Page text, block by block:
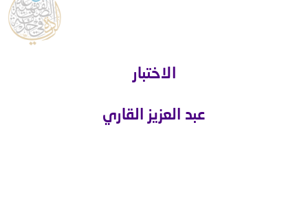
الاختبار
عبد العزيز القاري